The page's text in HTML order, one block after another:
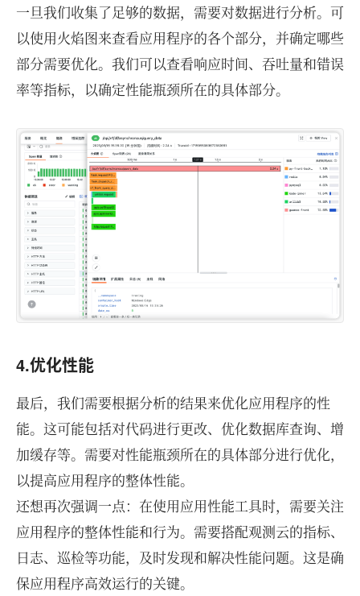
一旦我们收集了足够的数据，需要对数据进行分析。可
以使用火焰图来查看应用程序的各个部分，并确定哪些
部分需要优化。我们可以查看响应时间、吞吐量和错误
率等指标，以确定性能瓶颈所在的具体部分。
4.优化性能
最后，我们需要根据分析的结果来优化应用程序的性
能。这可能包括对代码进行更改、优化数据库查询、增
加缓存等。需要对性能瓶颈所在的具体部分进行优化，
以提高应用程序的整体性能。
还想再次强调一点：在使用应用性能工具时，需要关注
应用程序的整体性能和行为。需要搭配观测云的指标、
日志、巡检等功能，及时发现和解决性能问题。这是确
保应用程序高效运行的关键。